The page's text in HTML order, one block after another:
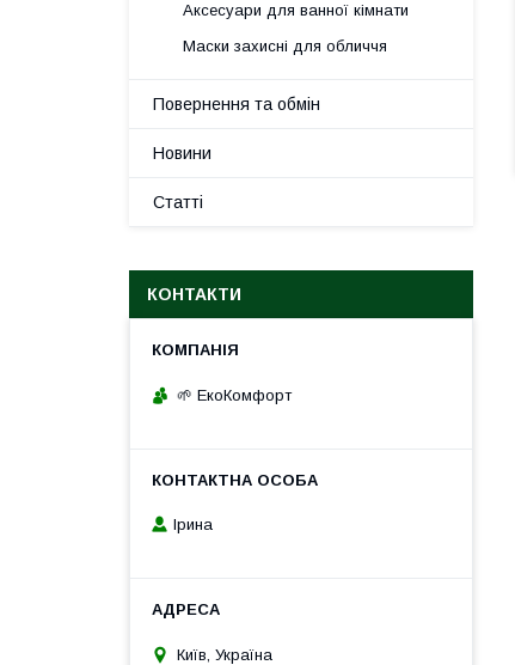
Аксесуари для ванної кімнати
Маски захисні для обличчя
Повернення та обмін
Новини
Статті
КОНТАКТИ
🌱 ЕкоКомфорт
Ірина
Київ, Україна